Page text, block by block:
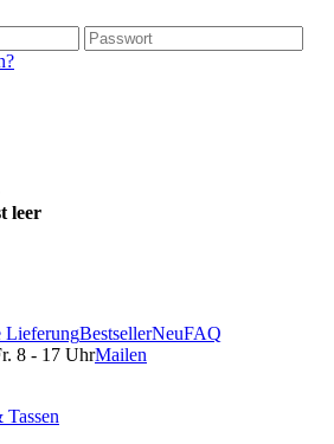
leer
LieferungBestsellerNeuFAQ
8 - 17 UhrMailen
Tassen